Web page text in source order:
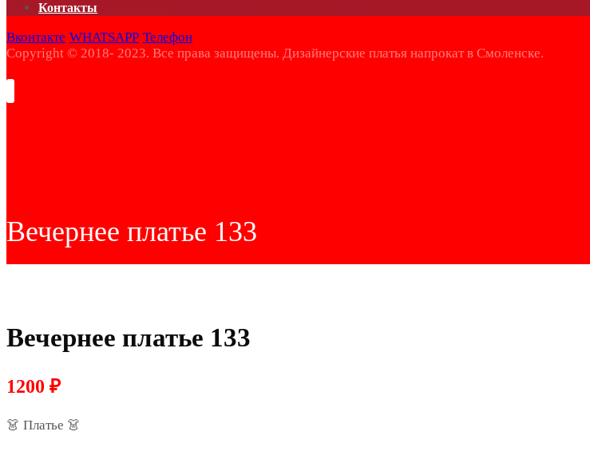
Контакты
Вконтакте WHATSAPP Телефон
Copyright © 2018- 2023. Все права защищены. Дизайнерские платья напрокат в Смоленске.
Вечернее платье 133
Вечернее платье 133
1200 ₽
👗 Платье 👗